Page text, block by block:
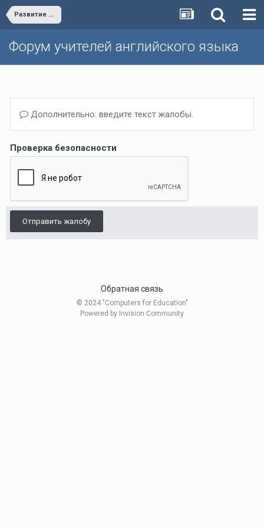
Развитие форума/Forum development
Форум учителей английского языка
Дополнительно: введите текст жалобы.
Проверка безопасности
Отправить жалобу
Обратная связь
© 2024 "Computers for Education"
Powered by Invision Community